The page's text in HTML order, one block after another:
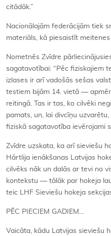
citādāk.”
Nacionālajām federācijām tiek
materiāls, kā piesaistīt
Nometnēs Zvīdre
sagatavotībai: “Pēc fiziskajiem
izlases ir arī vadošās sešas
testiem bijām 14. vietā —
reitingā. Tas ir tas, ko cilvēki
pamats, un, lai divcīņu
fiziskā sagatavotība ievērojami
Zvīdre uzskata, ka arī sieviešu
Hārtlija ienākšanas Latvijas
cilvēks nāk un dalās ar tevi no
kontekstu — tālāk par hokeja
teic LHF Sieviešu hokeja
PĒC PIECIEM GADIEM…
Vaicāta, kādu Latvijas sieviešu